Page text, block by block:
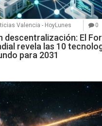
Valencia - HoyLunes 0
descentralización: El
revela las 10
para 2031